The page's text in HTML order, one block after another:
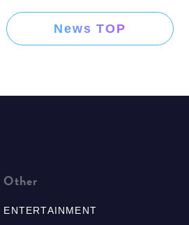
News TOP
Other
ENTERTAINMENT